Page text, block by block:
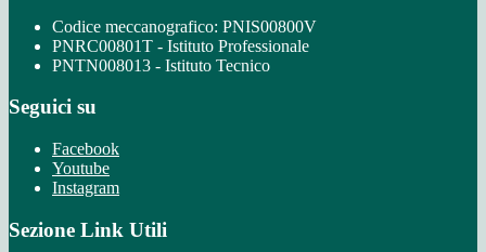
Codice meccanografico: PNIS00800V
PNRC00801T - Istituto Professionale
PNTN008013 - Istituto Tecnico
Seguici su
Facebook
Youtube
Instagram
Sezione Link Utili